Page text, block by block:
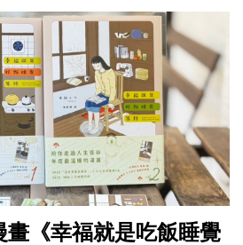
畫《幸福就是吃飯睡覺